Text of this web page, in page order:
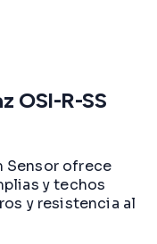
OSI-R-SS
Sensor ofrece
y techos
y resistencia al